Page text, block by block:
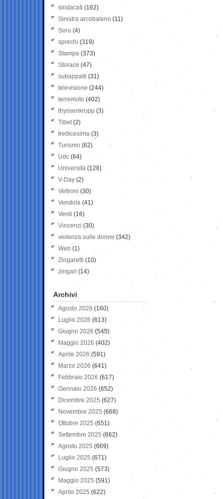
sindacati (162)
Sinistra arcobaleno (11)
Soru (4)
sprechi (319)
Stampa (373)
Storace (47)
subappalti (31)
televisione(244)
terremoto (402)
thyssenkrupp (3)
Tibet(2)
tredicesima (3)
Turismo (62)
Udc (64)
Università (128)
V-Day (2)
Veltroni (30)
Vendola (41)
Verdi (16)
Vincenzi (30)
violenza sulle donne (342)
Web (1)
Zingaretti (10)
zingari (14)
Archivi
Agosto 2026 (160)
Luglio 2026 (613)
Giugno 2026 (545)
Maggio 2026 (402)
Aprile 2026 (591)
Marzo 2026 (641)
Febbraio 2026 (617)
Gennaio 2026 (652)
Dicembre 2025 (627)
Novembre 2025 (668)
Ottobre 2025 (651)
Settembre 2025 (662)
Agosto 2025 (669)
Luglio 2025 (671)
Giugno 2025 (573)
Maggio 2025 (591)
Aprile 2025 (622)